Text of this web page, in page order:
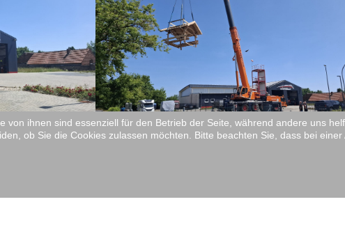
von ihnen sind essenziell für den Betrieb der Seite, während andere uns
ob Sie die Cookies zulassen möchten. Bitte beachten Sie, dass bei